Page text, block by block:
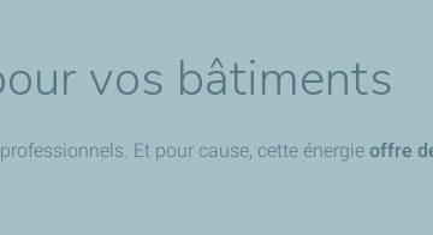
vos bâtiments
Et pour cause, cette énergie offre